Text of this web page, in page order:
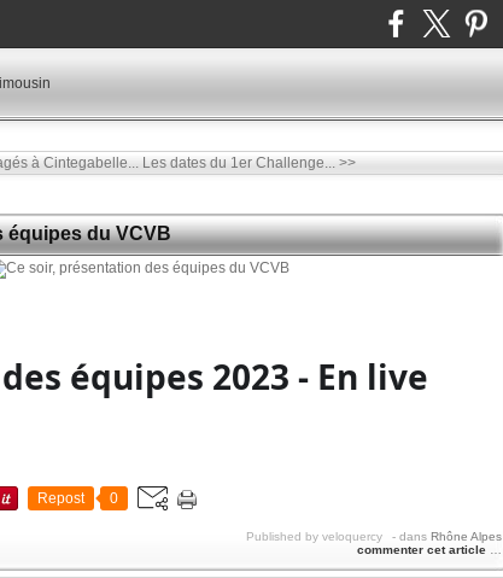
à Cintegabelle... Les dates du 1er Challenge... >>
équipes du VCVB
équipes 2023 - En live
Repost 0
Published by veloquercy - dans Rhône Alpes
commenter cet article